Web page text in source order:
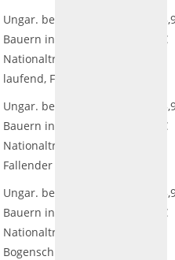
Ungar. bewaffn.
Bauern in
Nationaltracht,
laufend, Fahne
€
Ungar. bewaffn.
Bauern in
Nationaltracht,
Fallender
€
Ungar. bewaffn.
Bauern in
Nationaltracht,
Bogenschütze in
€